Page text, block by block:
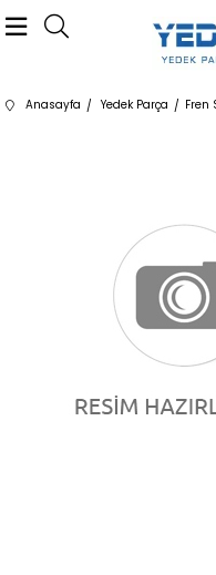
Anasayfa Yedek Parça Fren